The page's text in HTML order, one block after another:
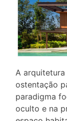
A
ostentação
paradigma
oculto e na